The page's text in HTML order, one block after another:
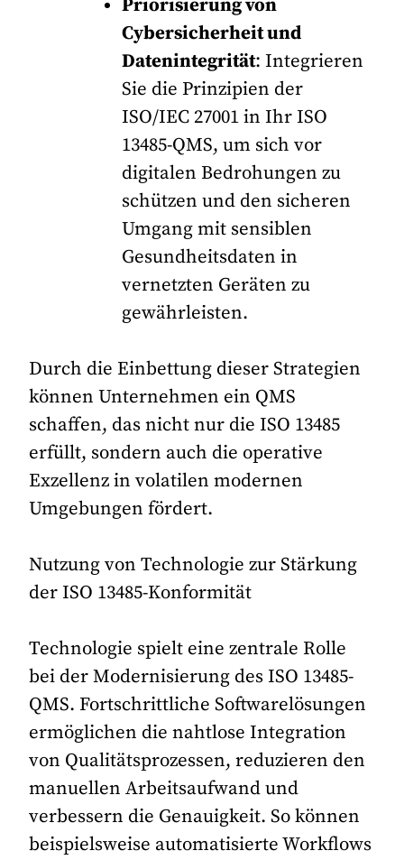
Priorisierung von
Cybersicherheit und
Datenintegrität: Integrieren
Sie die Prinzipien der
ISO/IEC 27001 in Ihr ISO
13485-QMS, um sich vor
digitalen Bedrohungen zu
schützen und den sicheren
Umgang mit sensiblen
Gesundheitsdaten in
vernetzten Geräten zu
gewährleisten.
Durch die Einbettung dieser Strategien
können Unternehmen ein QMS
schaffen, das nicht nur die ISO 13485
erfüllt, sondern auch die operative
Exzellenz in volatilen modernen
Umgebungen fördert.
Nutzung von Technologie zur Stärkung
der ISO 13485-Konformität
Technologie spielt eine zentrale Rolle
bei der Modernisierung des ISO 13485-
QMS. Fortschrittliche Softwarelösungen
ermöglichen die nahtlose Integration
von Qualitätsprozessen, reduzieren den
manuellen Arbeitsaufwand und
verbessern die Genauigkeit. So können
beispielsweise automatisierte Workflows